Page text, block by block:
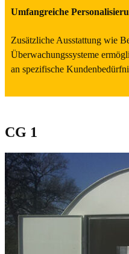
Umfangreiche
Zusätzliche Ausstattung wie
Überwachungssysteme
an spezifische
CG 1